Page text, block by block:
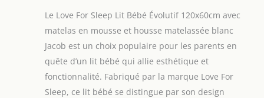
accessoires de
bébé. Une solution
idéale pour les
parents qui
apprécient l’ordre et
la fonctionnalité
dans la chambre
Le Love For Sleep Lit Bébé Évolutif 120x60cm avec
matelas en mousse et housse matelassée blanc
Jacob est un choix populaire pour les parents en
quête d’un lit bébé qui allie esthétique et
fonctionnalité. Fabriqué par la marque Love For
Sleep, ce lit bébé se distingue par son design